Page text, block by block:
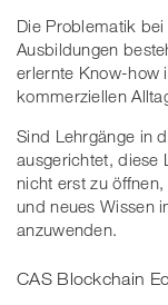
Die Problematik
Ausbildungen
erlernte Know-how
kommerziellen
Sind Lehrgänge in
ausgerichtet, diese
nicht erst zu
und neues Wissen
anzuwenden.
CAS Blockchain